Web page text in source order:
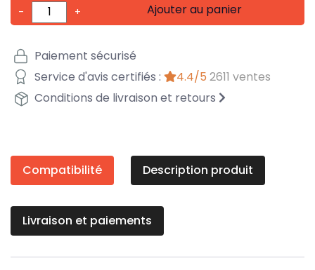
- + Ajouter au panier
Paiement sécurisé
Service d'avis certifiés :
4.4/5 2611 ventes
Conditions de livraison et retours
Compatibilité Description produit
Livraison et paiements